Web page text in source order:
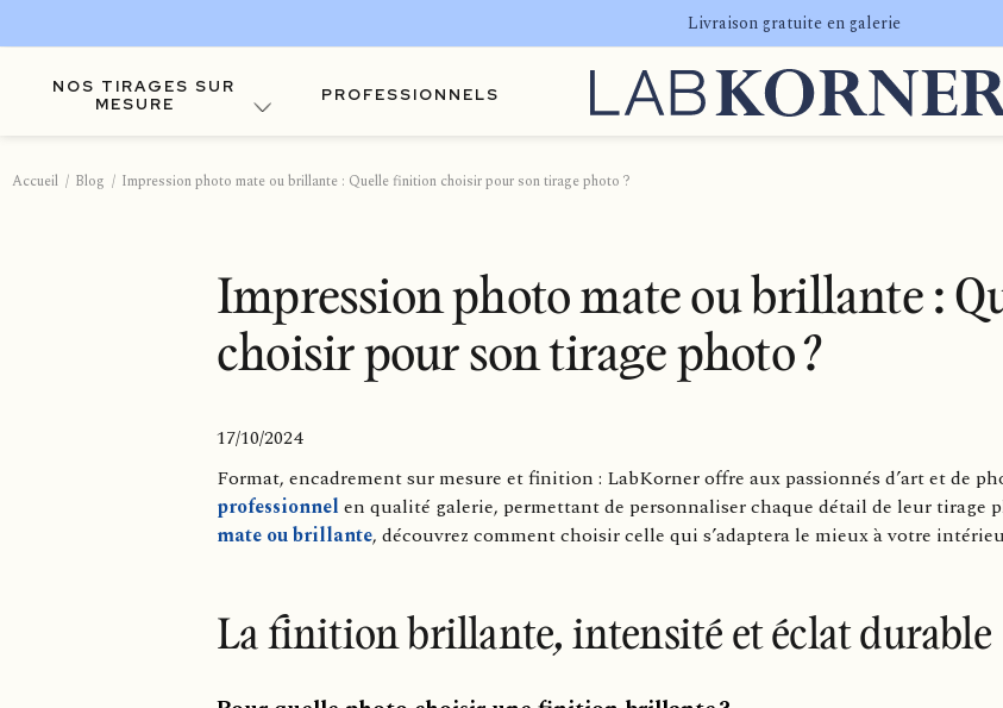
Livraison gratuite en galerie
NOS TIRAGES SUR
MESURE
PROFESSIONNELS
Accueil Blog Impression photo mate ou brillante : Quelle finition choisir pour son tirage photo ?
Impression photo mate ou brillante :
choisir pour son tirage photo ?
17/10/2024
Format, encadrement sur mesure et finition : LabKorner offre aux passionnés d’art et de
professionnel en qualité galerie, permettant de personnaliser chaque détail de leur tirage
mate ou brillante, découvrez comment choisir celle qui s’adaptera le mieux à votre
La finition brillante, intensité et éclat durable